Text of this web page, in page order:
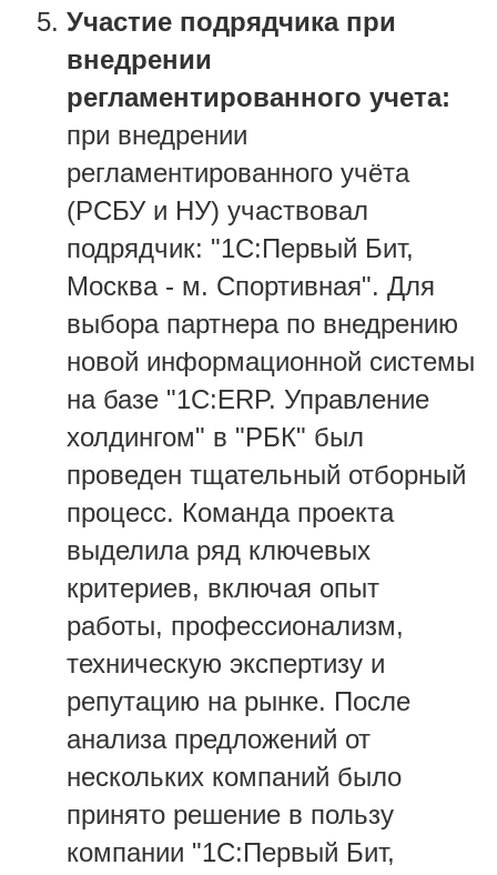
Участие подрядчика при
внедрении
регламентированного учета:
при внедрении
регламентированного учёта
(РСБУ и НУ) участвовал
подрядчик: "1С:Первый Бит,
Москва - м. Спортивная". Для
выбора партнера по внедрению
новой информационной системы
на базе "1С:ERP. Управление
холдингом" в "РБК" был
проведен тщательный отборный
процесс. Команда проекта
выделила ряд ключевых
критериев, включая опыт
работы, профессионализм,
техническую экспертизу и
репутацию на рынке. После
анализа предложений от
нескольких компаний было
принято решение в пользу
компании "1С:Первый Бит,